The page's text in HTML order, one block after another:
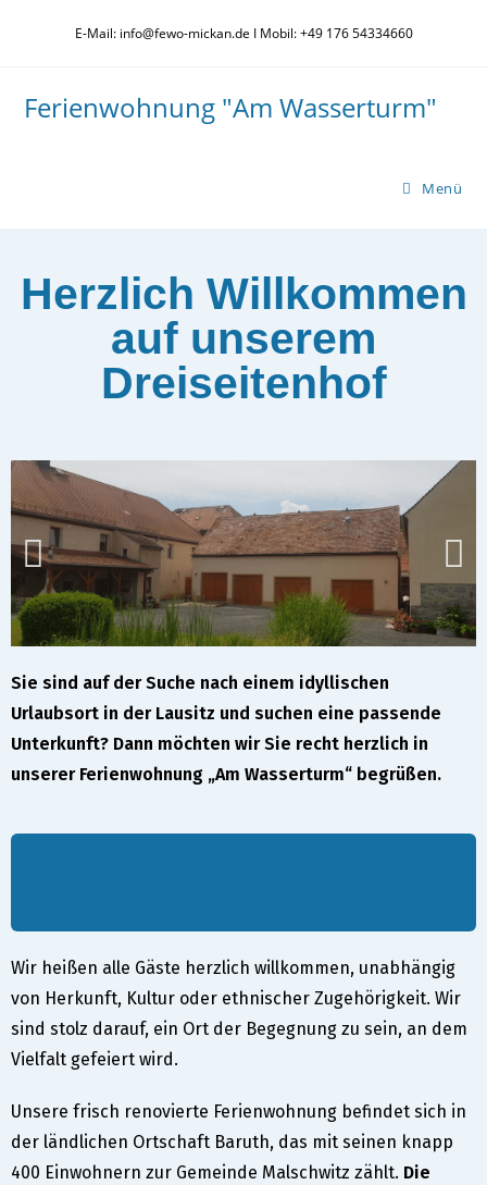
E-Mail: info@fewo-mickan.de I Mobil: +49 176 54334660
Ferienwohnung "Am Wasserturm"
Menü
Herzlich Willkommen
auf unserem
Dreiseitenhof
Sie sind auf der Suche nach einem idyllischen
Urlaubsort in der Lausitz und suchen eine passende
Unterkunft? Dann möchten wir Sie recht herzlich in
unserer Ferienwohnung „Am Wasserturm“ begrüßen.
Wir heißen alle Gäste herzlich willkommen, unabhängig
von Herkunft, Kultur oder ethnischer Zugehörigkeit. Wir
sind stolz darauf, ein Ort der Begegnung zu sein, an dem
Vielfalt gefeiert wird.
Unsere frisch renovierte Ferienwohnung befindet sich in
der ländlichen Ortschaft Baruth, das mit seinen knapp
400 Einwohnern zur Gemeinde Malschwitz zählt. Die